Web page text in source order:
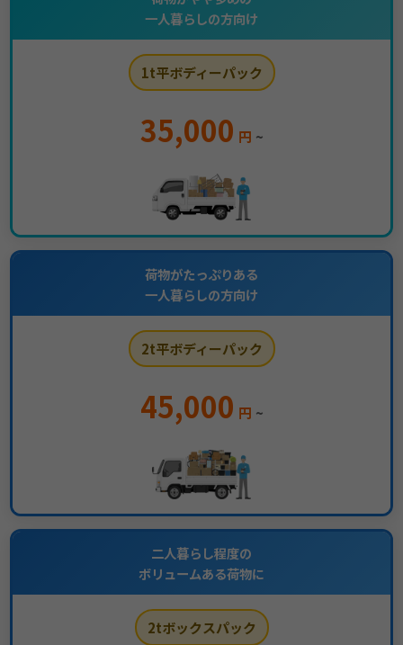
一人暮らしの方向け
1t平ボディーパック
35,000 円 ~
荷物がたっぷりある
一人暮らしの方向け
2t平ボディーパック
45,000 円 ~
二人暮らし程度の
ボリュームある荷物に
2tボックスパック